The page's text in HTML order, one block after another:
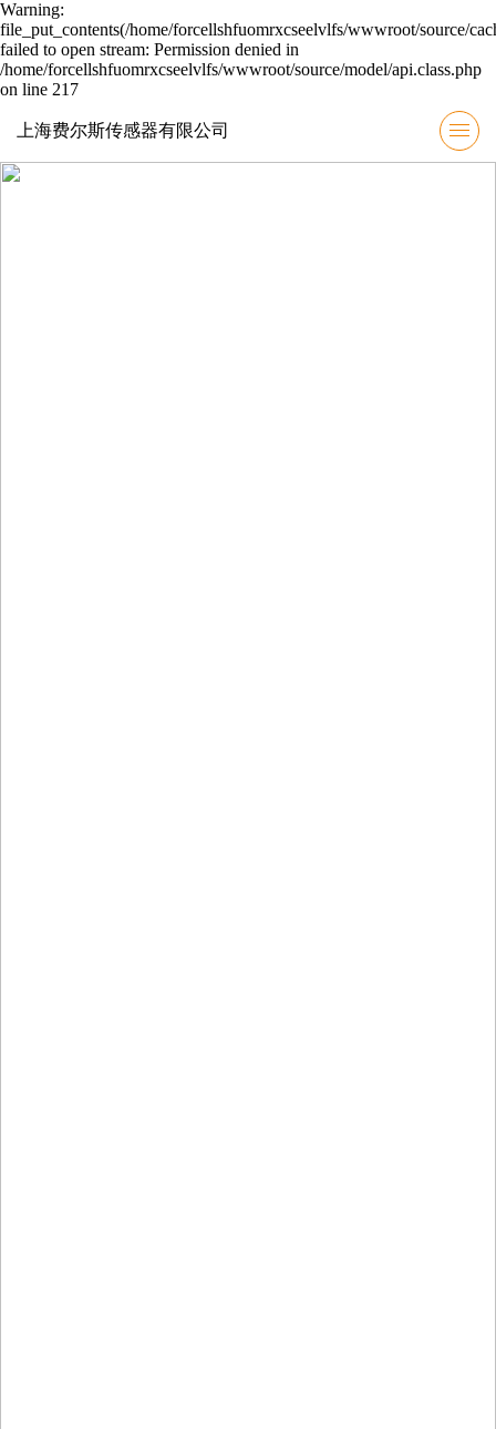
Warning:
file_put_contents(/home/forcellshfuomrxcseelvlfs/wwwroot/source/
failed to open stream: Permission denied in
/home/forcellshfuomrxcseelvlfs/wwwroot/source/model/api.class.php
on line 217
上海费尔斯传感器有限公司